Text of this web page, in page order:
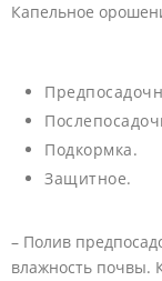
Капельное
Подкормка.
Защитное.
– Полив
влажность почвы.